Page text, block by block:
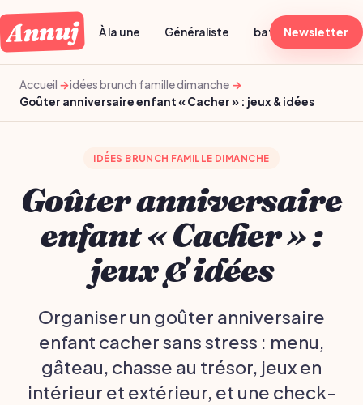
Annuj À la une Généraliste batch cooking
Newsletter
Accueil
idées brunch famille dimanche
Goûter anniversaire enfant « Cacher » : jeux & idées
IDÉES BRUNCH FAMILLE DIMANCHE
Goûter anniversaire
enfant « Cacher » :
jeux & idées
Organiser un goûter anniversaire
enfant cacher sans stress : menu,
gâteau, chasse au trésor, jeux en
intérieur et extérieur, et une check-